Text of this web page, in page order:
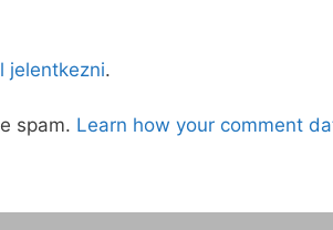
jelentkezni.
spam. Learn how your comment